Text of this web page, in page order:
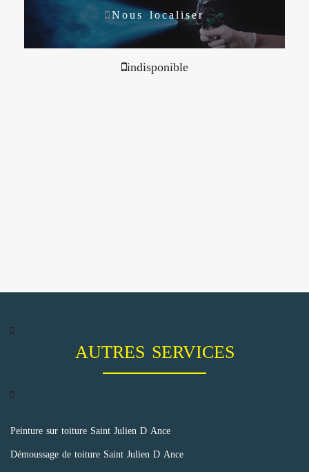
Nous localiser
indisponible
AUTRES SERVICES
Peinture sur toiture Saint Julien D Ance
Démoussage de toiture Saint Julien D Ance